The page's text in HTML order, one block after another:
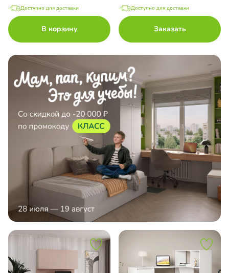
Доступно для доставки
В корзину
Доступно для доставки
Заказать